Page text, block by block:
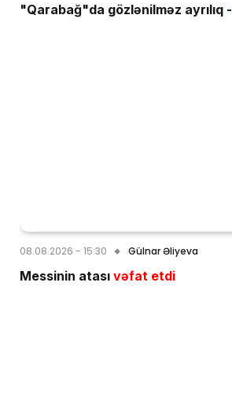
"Qarabağ"da gözlənilməz ayrılıq -
08.08.2026 - 15:30 Gülnar Əliyeva
Messinin atası vəfat etdi